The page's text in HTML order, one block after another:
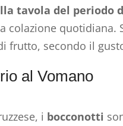
tavola del periodo
colazione quotidiana.
frutto, secondo il
al Vomano
i bocconotti